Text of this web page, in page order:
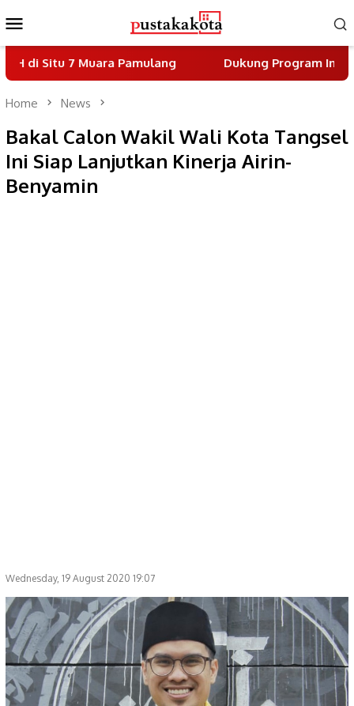
to
contentMenu
Muara Pamulang Dukung Program Indonesia Asri,
Home News
Bakal Calon Wakil Wali Kota Tangsel
Ini Siap Lanjutkan Kinerja Airin-
Benyamin
Wednesday, 19 August 2020 19:07